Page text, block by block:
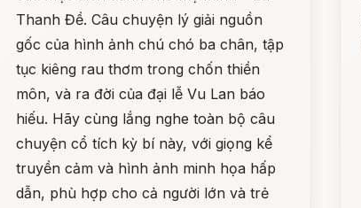
Thanh Đề. Câu chuyện lý giải nguồn
gốc của hình ảnh chú chó ba chân, tập
tục kiêng rau thơm trong chốn thiền
môn, và ra đời của đại lễ Vu Lan báo
hiếu. Hãy cùng lắng nghe toàn bộ câu
chuyện cổ tích kỳ bí này, với giọng kể
truyền cảm và hình ảnh minh họa hấp
dẫn, phù hợp cho cả người lớn và trẻ